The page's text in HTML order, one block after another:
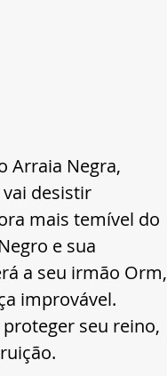
Arraia Negra,
desistir
mais temível do
e sua
a seu irmão Orm,
improvável.
seu reino,